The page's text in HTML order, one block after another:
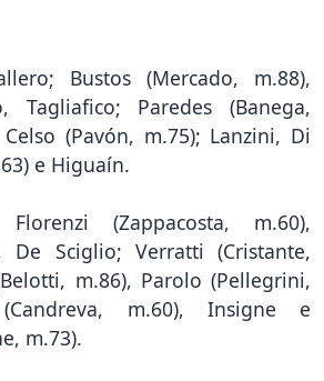
Bustos (Mercado, m.88),
Tagliafico; Paredes (Banega,
(Pavón, m.75); Lanzini, Di
e Higuaín.
(Zappacosta, m.60),
De Sciglio; Verratti (Cristante,
m.86), Parolo (Pellegrini,
m.60), Insigne e
m.73).